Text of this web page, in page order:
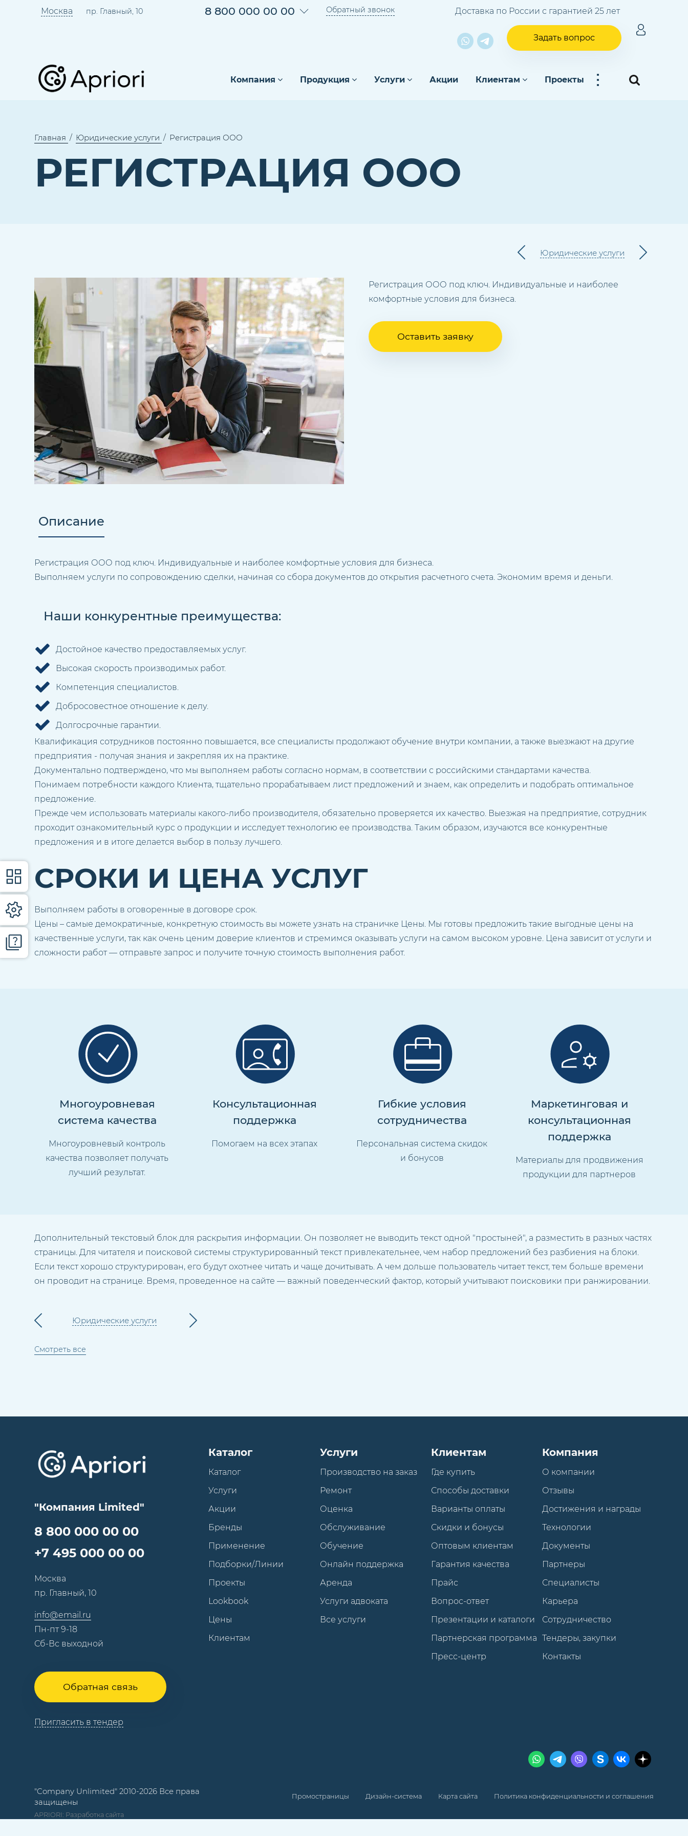
Москва пр. Главный, 10 8 800 000 00 00 Обратный звонок Доставка по России с гарантией 25 лет
Задать вопрос
Компания Продукция Услуги Акции Клиентам Проекты ...
Главная Юридические услуги Регистрация ООО
РЕГИСТРАЦИЯ ООО
Юридические услуги
Регистрация ООО под ключ. Индивидуальные и наиболее
комфортные условия для бизнеса.
Оставить заявку
Описание
Регистрация ООО под ключ. Индивидуальные и наиболее комфортные условия для бизнеса.
Выполняем услуги по сопровождению сделки, начиная со сбора документов до открытия расчетного счета. Экономим время и деньги.
Наши конкурентные преимущества:
Достойное качество предоставляемых услуг.
Высокая скорость производимых работ.
Компетенция специалистов.
Добросовестное отношение к делу.
Долгосрочные гарантии.
Квалификация сотрудников постоянно повышается, все специалисты продолжают обучение внутри компании, а также выезжают на другие
предприятия - получая знания и закрепляя их на практике.
Документально подтверждено, что мы выполняем работы согласно нормам, в соответствии с российскими стандартами качества.
Понимаем потребности каждого Клиента, тщательно прорабатываем лист предложений и знаем, как определить и подобрать оптимальное
предложение.
Прежде чем использовать материалы какого-либо производителя, обязательно проверяется их качество. Выезжая на предприятие, сотрудник
проходит ознакомительный курс о продукции и исследует технологию ее производства. Таким образом, изучаются все конкурентные
предложения и в итоге делается выбор в пользу лучшего.
СРОКИ И ЦЕНА УСЛУГ
Выполняем работы в оговоренные в договоре срок.
Цены – самые демократичные, конкретную стоимость вы можете узнать на страничке Цены. Мы готовы предложить такие выгодные цены на
качественные услуги, так как очень ценим доверие клиентов и стремимся оказывать услуги на самом высоком уровне. Цена зависит от услуги и
сложности работ — отправьте запрос и получите точную стоимость выполнения работ.
Многоуровневая
система качества
Многоуровневый контроль
качества позволяет получать
лучший результат.
Консультационная
поддержка
Помогаем на всех этапах
Гибкие условия
сотрудничества
Персональная система скидок
и бонусов
Маркетинговая и
консультационная
поддержка
Материалы для продвижения
продукции для партнеров
Дополнительный текстовый блок для раскрытия информации. Он позволяет не выводить текст одной "простыней", а разместить в разных частях
страницы. Для читателя и поисковой системы структурированный текст привлекательнее, чем набор предложений без разбиения на блоки.
Если текст хорошо структурирован, его будут охотнее читать и чаще дочитывать. А чем дольше пользователь читает текст, тем больше времени
он проводит на странице. Время, проведенное на сайте — важный поведенческий фактор, который учитывают поисковики при ранжировании.
Юридические услуги
Смотреть все
"Компания Limited"
8 800 000 00 00
+7 495 000 00 00
Москва
пр. Главный, 10
info@email.ru
Пн-пт 9-18
Сб-Вс выходной
Обратная связь
Пригласить в тендер
Каталог
Каталог
Услуги
Акции
Бренды
Применение
Подборки/Линии
Проекты
Lookbook
Цены
Клиентам
Услуги
Производство на заказ
Ремонт
Оценка
Обслуживание
Обучение
Онлайн поддержка
Аренда
Услуги адвоката
Все услуги
Клиентам
Где купить
Способы доставки
Варианты оплаты
Скидки и бонусы
Оптовым клиентам
Гарантия качества
Прайс
Вопрос-ответ
Презентации и каталоги
Партнерская программа
Пресс-центр
Компания
О компании
Отзывы
Достижения и награды
Технологии
Документы
Партнеры
Специалисты
Карьера
Сотрудничество
Тендеры, закупки
Контакты
"Company Unlimited" 2010-2026 Все права
защищены
Промостраницы Дизайн-система Карта сайта Политика конфиденциальности и соглашения
APRIORI: Разработка сайта